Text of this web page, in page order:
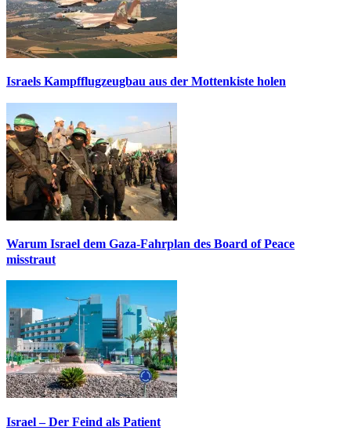
Israels Kampfflugzeugbau aus der Mottenkiste holen
Warum Israel dem Gaza-Fahrplan des Board of Peace
misstraut
Israel – Der Feind als Patient